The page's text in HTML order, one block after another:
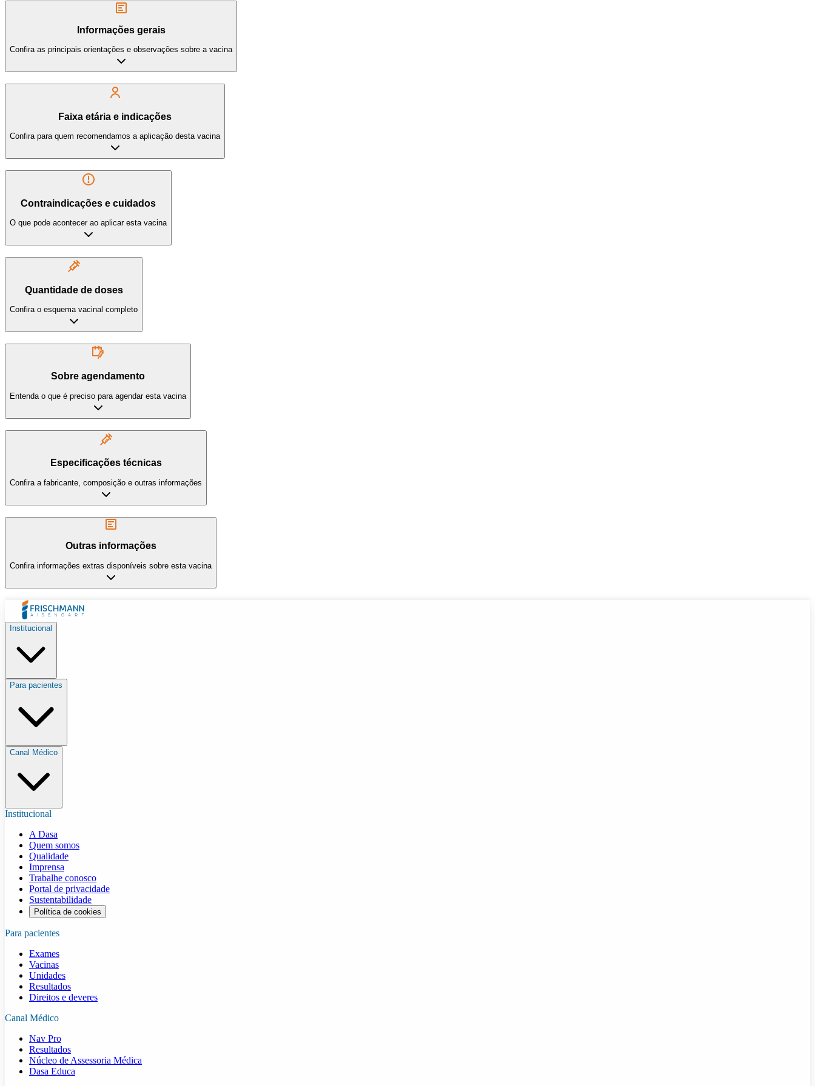
Informações gerais
Confira as principais orientações e observações sobre a vacina
Faixa etária e indicações
Confira para quem recomendamos a aplicação desta vacina
Contraindicações e cuidados
O que pode acontecer ao aplicar esta vacina
Quantidade de doses
Confira o esquema vacinal completo
Sobre agendamento
Entenda o que é preciso para agendar esta vacina
Especificações técnicas
Confira a fabricante, composição e outras informações
Outras informações
Confira informações extras disponíveis sobre esta vacina
Institucional
Para pacientes
Canal Médico
Institucional
A Dasa
Quem somos
Qualidade
Imprensa
Trabalhe conosco
Portal de privacidade
Sustentabilidade
Política de cookies
Para pacientes
Exames
Vacinas
Unidades
Resultados
Direitos e deveres
Canal Médico
Nav Pro
Resultados
Núcleo de Assessoria Médica
Dasa Educa